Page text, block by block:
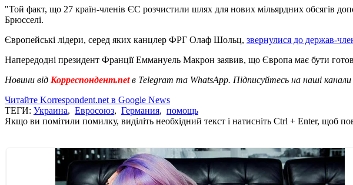
"Той факт, що 27 країн-членів ЄС розчистили шлях для нових мільярдних обсягів
Брюсселі.
Європейські лідери, серед яких канцлер ФРГ Олаф Шольц, звернулися до держав-
Напередодні президент Франції Еммануель Макрон заявив, що Європа має бути
Новини від Корреспондент.netв Telegram та WhatsApp. Підписуйтесь на наші канали
Читайте Korrespondent.net в Google News
ТЕГИ: Украина, Евросоюз, Германия, помощь
Якщо ви помітили помилку, виділіть необхідний текст і натисніть Ctrl + Enter, щоб